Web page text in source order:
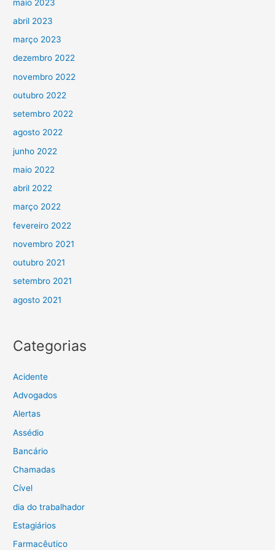
maio 2023
abril 2023
março 2023
dezembro 2022
novembro 2022
outubro 2022
setembro 2022
agosto 2022
junho 2022
maio 2022
abril 2022
março 2022
fevereiro 2022
novembro 2021
outubro 2021
setembro 2021
agosto 2021
Categorias
Acidente
Advogados
Alertas
Assédio
Bancário
Chamadas
Cível
dia do trabalhador
Estagiários
Farmacêutico